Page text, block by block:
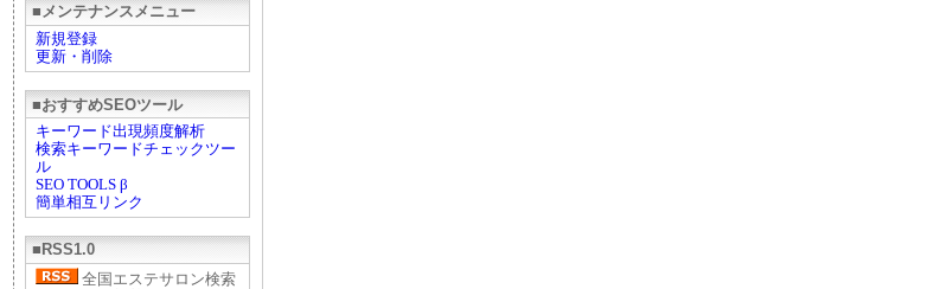
■メンテナンスメニュー
新規登録
更新・削除
■おすすめSEOツール
キーワード出現頻度解析
検索キーワードチェックツー
ル
SEO TOOLS β
簡単相互リンク
■RSS1.0
全国エステサロン検索